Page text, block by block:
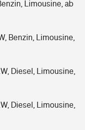
Limousine, ab
Benzin, Limousine,
Diesel, Limousine,
Diesel, Limousine,